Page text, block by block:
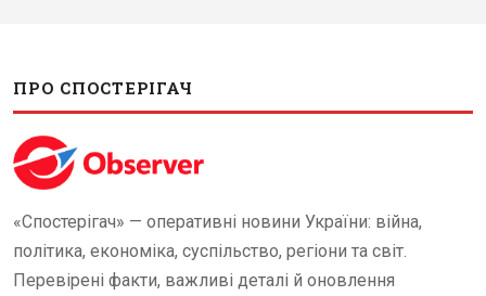
ПРО СПОСТЕРІГАЧ
«Спостерігач» — оперативні новини України: війна,
політика, економіка, суспільство, регіони та світ.
Перевірені факти, важливі деталі й оновлення